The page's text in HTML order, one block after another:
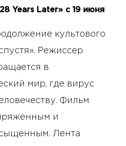
Years Later» с 19 июня
культового
Режиссер
в
мир, где вирус
Фильм
и
Лента